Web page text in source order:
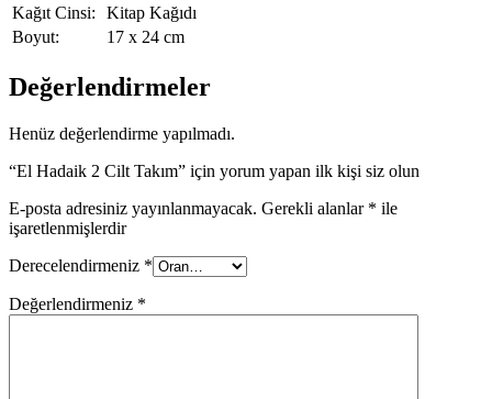
Kağıt Cinsi:
Kitap Kağıdı
Boyut:
17 x 24 cm
Değerlendirmeler
Henüz değerlendirme yapılmadı.
“El Hadaik 2 Cilt Takım” için yorum yapan ilk kişi siz olun
E-posta adresiniz yayınlanmayacak. Gerekli alanlar * ile
işaretlenmişlerdir
Derecelendirmeniz *
Değerlendirmeniz *